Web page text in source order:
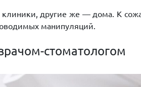
другие же — дома. К
манипуляций.
стоматологом